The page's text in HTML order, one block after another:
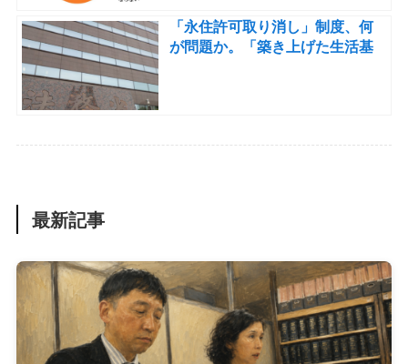
「永住許可取り消し」制度、何
が問題か。「築き上げた生活基
最新記事